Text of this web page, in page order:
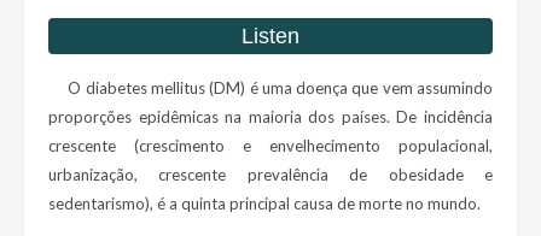
O diabetes mellitus (DM) é uma doença que vem assumindo
proporções epidêmicas na maioria dos países. De incidência
crescente (crescimento e envelhecimento populacional,
urbanização, crescente prevalência de obesidade e
sedentarismo), é a quinta principal causa de morte no mundo.